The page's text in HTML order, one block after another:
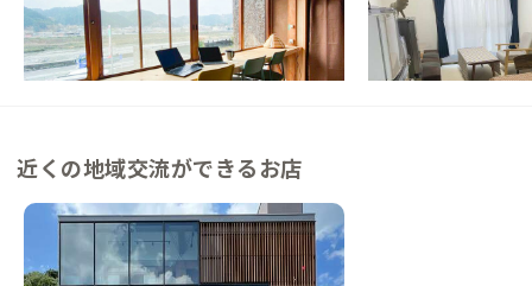
【眺望良好】部屋から吉野川が望めるゲスト
ハウス
この家からの距離 0km
【もう、すべらせな
龍田古道の町で川と
この家からの距離 27km
近くの地域交流ができるお店